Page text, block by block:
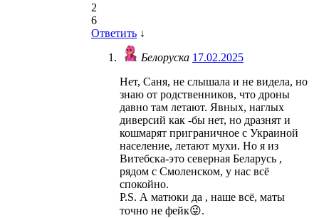
2
6
Ответить ↓
Белоруска 17.02.2025
Нет, Саня, не слышала и не видела, но
знаю от родственников, что дроны
давно там летают. Явных, наглых
диверсий как -бы нет, но дразнят и
кошмарят приграничное с Украиной
население, летают мухи. Но я из
Витебска-это северная Беларусь ,
рядом с Смоленском, у нас всё
спокойно.
P.S. А матюки да , наше всё, маты
точно не фейк😜.